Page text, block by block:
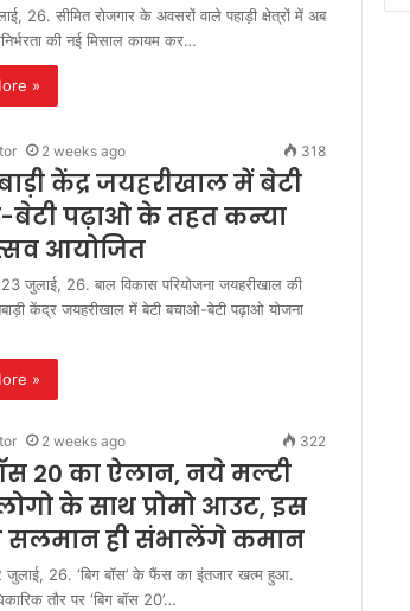
26. सीमित रोजगार के अवसरों वाले पहाड़ी क्षेत्रों में अब
की नई मिसाल कायम कर…
»
2 weeks ago 318
केंद्र जयहरीखाल में बेटी
पढ़ाओ के तहत कन्या
आयोजित
जुलाई, 26. बाल विकास परियोजना जयहरीखाल की
केंद्र जयहरीखाल में बेटी बचाओ-बेटी पढ़ाओ योजना
»
2 weeks ago 322
20 का ऐलान, नये मल्टी
के साथ प्रोमो आउट, इस
सलमान ही संभालेंगे कमान
जुलाई, 26. ‘बिग बॉस’ के फैंस का इंतजार खत्म हुआ.
तौर पर ‘बिग बॉस 20’…